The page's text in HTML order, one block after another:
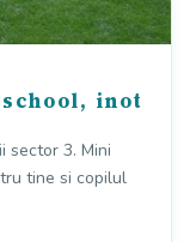
inot
sector 3. Mini
tine si copilul